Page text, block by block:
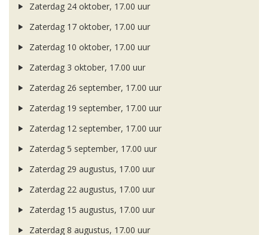
Zaterdag 24 oktober, 17.00 uur
Zaterdag 17 oktober, 17.00 uur
Zaterdag 10 oktober, 17.00 uur
Zaterdag 3 oktober, 17.00 uur
Zaterdag 26 september, 17.00 uur
Zaterdag 19 september, 17.00 uur
Zaterdag 12 september, 17.00 uur
Zaterdag 5 september, 17.00 uur
Zaterdag 29 augustus, 17.00 uur
Zaterdag 22 augustus, 17.00 uur
Zaterdag 15 augustus, 17.00 uur
Zaterdag 8 augustus, 17.00 uur